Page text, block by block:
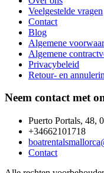
Veelgestelde vragen
Contact
Blog
Algemene
Algemene
Privacybeleid
Retour- en
Neem contact met
Puerto Portals, 48,
+34662101718
Contact